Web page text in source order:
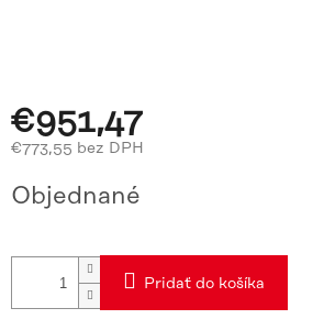
€951,47
€773,55 bez DPH
cena:
Objednané
Pridať do košíka